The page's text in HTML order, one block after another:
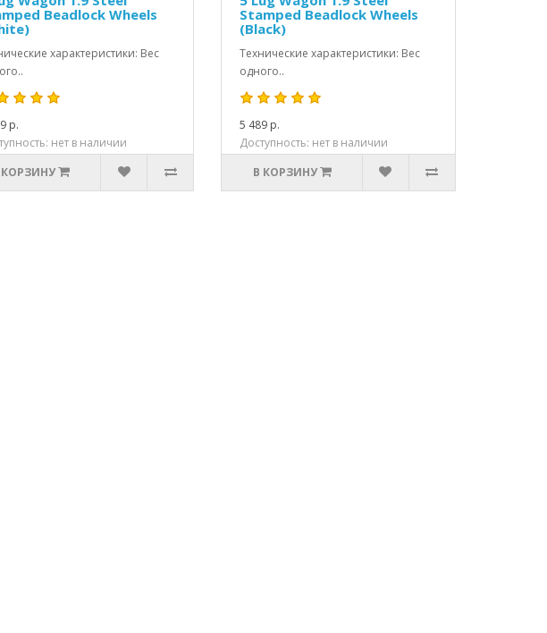
Beadlock Wheels
характеристики: Вес
р.
нет в наличии
КОРЗИНУ
Stamped Beadlock Wheels
(Black)
Технические характеристики: Вес
одного..
5 489 р.
Доступность: нет в наличии
В КОРЗИНУ